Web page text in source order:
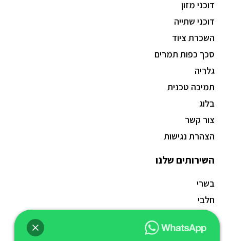
דוכני מזון
דוכני שתייה
השכרת ציוד
סכך כפות תמרים
גלריה
תמיכה טכנית
בלוג
צור קשר
הצהרת נגישות
השירותים שלנו
בשרי
חלבי
פרווה
טבעוני